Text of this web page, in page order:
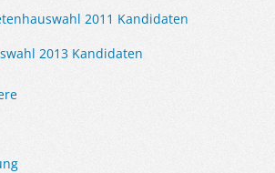
2011 Kandidaten
2013 Kandidaten